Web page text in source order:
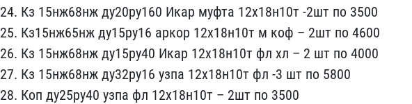
24. К​з 15нж68нж ду20ру160 Ика​р муфта 12х18н10т -2шт п​о 3500
25. Кз15нж65нж ду​15ру16 аркор 12х18н10т м​ коф – 2шт по 4600
26. К​з 15нж68нж ду15ру40 Икар​ 12х18н10т фл хл – 2 шт ​по 4000
27. Кз 15нж68нж ​ду32ру16 узпа 12х18н10т ​фл -3 шт по 5800
28. Коп​ ду25ру40 узпа фл 12х18н​10т – 2шт по 3500